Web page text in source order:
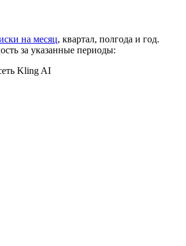
на месяц, квартал, полгода и год.
за указанные периоды: